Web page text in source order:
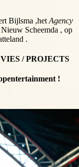
Bijlsma ,het Agency
Scheemda , op
.
/ PROJECTS
!